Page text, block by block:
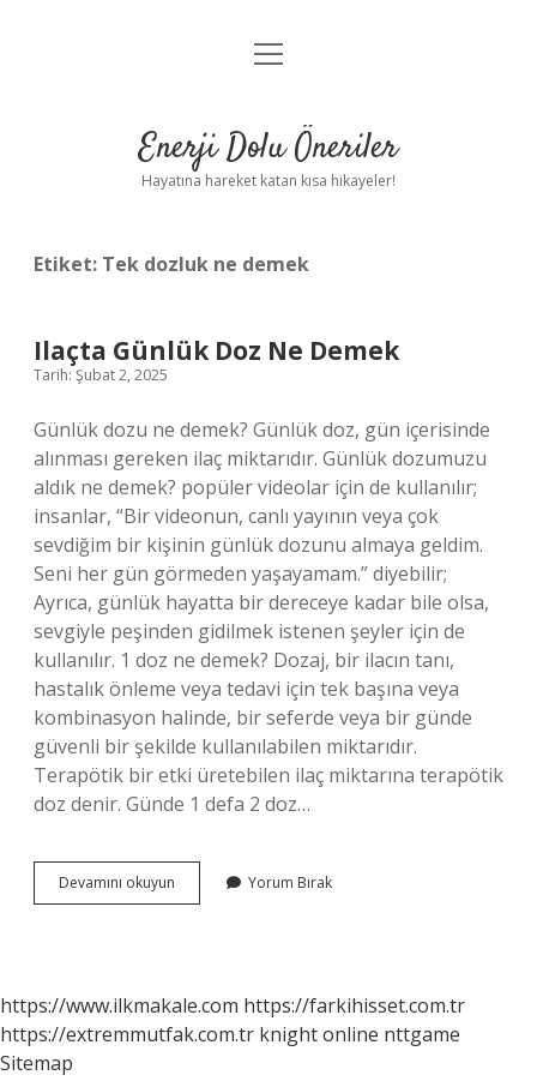
Anasayfa
Yasal Uyarı
menüyü
Enerji Dolu Öneriler
Hayatına hareket katan kısa hikayeler!
Etiket: Tek dozluk ne demek
Ilaçta Günlük Doz Ne Demek
Tarih: Şubat 2, 2025
Günlük dozu ne demek? Günlük doz, gün içerisinde
alınması gereken ilaç miktarıdır. Günlük dozumuzu
aldık ne demek? popüler videolar için de kullanılır;
insanlar, “Bir videonun, canlı yayının veya çok
sevdiğim bir kişinin günlük dozunu almaya geldim.
Seni her gün görmeden yaşayamam.” diyebilir;
Ayrıca, günlük hayatta bir dereceye kadar bile olsa,
sevgiyle peşinden gidilmek istenen şeyler için de
kullanılır. 1 doz ne demek? Dozaj, bir ilacın tanı,
hastalık önleme veya tedavi için tek başına veya
kombinasyon halinde, bir seferde veya bir günde
güvenli bir şekilde kullanılabilen miktarıdır.
Terapötik bir etki üretebilen ilaç miktarına terapötik
doz denir. Günde 1 defa 2 doz…
Devamını okuyun
Günlük
Yorum Bırak
https://www.ilkmakale.com https://farkihisset.com.tr
https://extremmutfak.com.tr knight online nttgame
Sitemap